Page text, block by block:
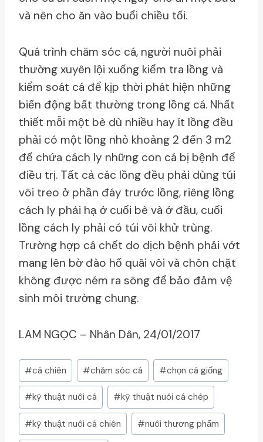
và nên cho ăn vào buổi chiều tối.
Quá trình chăm sóc cá, người nuôi phải
thường xuyên lội xuống kiểm tra lồng và
kiểm soát cá để kịp thời phát hiện những
biến động bất thường trong lồng cá. Nhất
thiết mỗi một bè dù nhiều hay ít lồng đều
phải có một lồng nhỏ khoảng 2 đến 3 m2
để chứa cách ly những con cá bị bệnh để
điều trị. Tất cả các lồng đều phải dùng túi
vôi treo ở phần đáy trước lồng, riêng lồng
cách ly phải hạ ở cuối bè và ở đầu, cuối
lồng cách ly phải có túi vôi khử trùng.
Trường hợp cá chết do dịch bệnh phải vớt
mang lên bờ đào hố quãi vôi và chôn chặt
không được ném ra sông để bảo đảm vệ
sinh môi trường chung.
LAM NGỌC – Nhân Dân, 24/01/2017
Post
Tags:
#cá chiên #chăm sóc cá #chọn cá giống
#kỹ thuật nuôi cá #kỹ thuật nuôi cá chép
#kỹ thuật nuôi cá chiên #nuôi thương phẩm